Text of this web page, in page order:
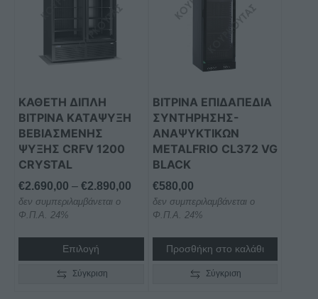
ΚΑΘΕΤΗ ΔΙΠΛΗ
ΒΙΤΡΙΝΑ ΚΑΤΑΨΥΞΗ
ΒΕΒΙΑΣΜΕΝΗΣ
ΨΥΞΗΣ CRFV 1200
CRYSTAL
€2.690,00 – €2.890,00 Price
range:
€2.690,00
through
€2.890,00
δεν συμπεριλαμβάνεται ο
Φ.Π.Α. 24%
Επιλογή
παραλλαγές.
μπορούν
να
επιλεγούν
στη
σελίδα
του
προϊόντος
Σύγκριση
ΒΙΤΡΙΝΑ ΕΠΙΔΑΠΕΔΙΑ
ΣΥΝΤΗΡΗΣΗΣ-
ΑΝΑΨΥΚΤΙΚΩΝ
METALFRIO CL372 VG
BLACK
€580,00
δεν συμπεριλαμβάνεται ο
Φ.Π.Α. 24%
Προσθήκη στο καλάθι
Σύγκριση